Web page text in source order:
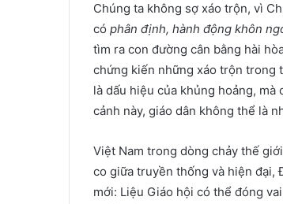
Chúng ta không sợ xáo trộn, vì
có phân định, hành động khôn
tìm ra con đường cân bằng hài
chứng kiến những xáo trộn trong
là dấu hiệu của khủng hoảng,
cảnh này, giáo dân không thể là
Việt Nam trong dòng chảy thế
co giữa truyền thống và hiện đại,
mới: Liệu Giáo hội có thể đóng